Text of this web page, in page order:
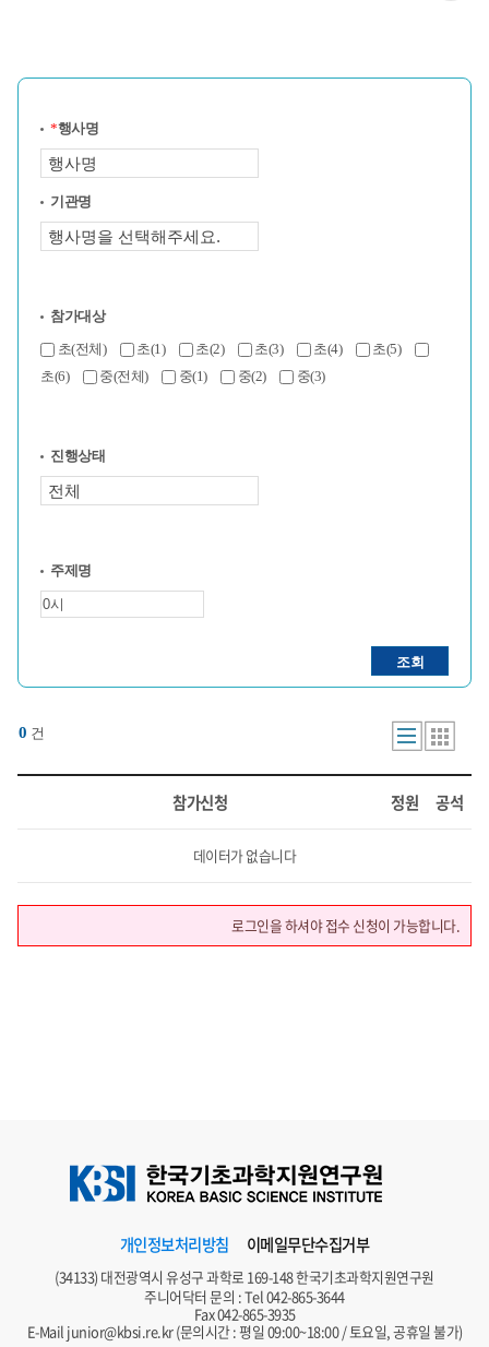
*행사명
기관명
참가대상
초(전체)
초(1) 초(2) 초(3) 초(4)
초(5)
초(6)
중(전체) 중(1) 중(2) 중(3)
진행상태
주제명
조회
0 건
리스트
참가신청 정원 공석
데이터가 없습니다
로그인을 하셔야 접수 신청이 가능합니다.
개인정보처리방침 이메일무단수집거부
(34133) 대전광역시 유성구 과학로 169-148 한국기초과학지원연구원
주니어닥터 문의 : Tel042-865-3644
Fax 042-865-3935
E-Mail junior@kbsi.re.kr(문의시간 : 평일 09:00~18:00 / 토요일, 공휴일 불가)